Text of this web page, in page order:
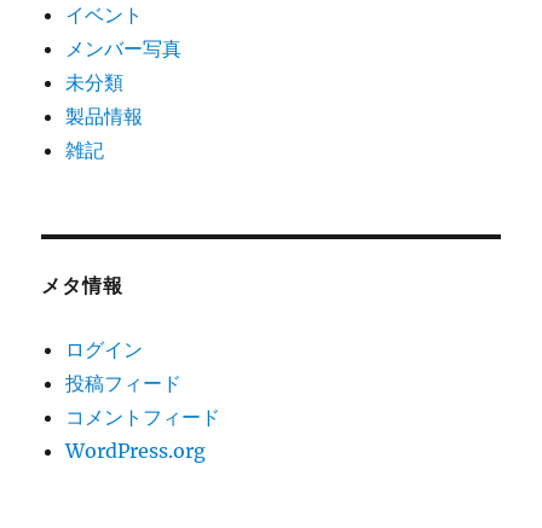
イベント
メンバー写真
未分類
製品情報
雑記
メタ情報
ログイン
投稿フィード
コメントフィード
WordPress.org